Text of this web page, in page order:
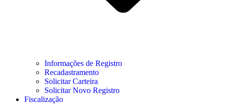
Informações de Registro
Recadastramento
Solicitar Carteira
Solicitar Novo Registro
Fiscalização